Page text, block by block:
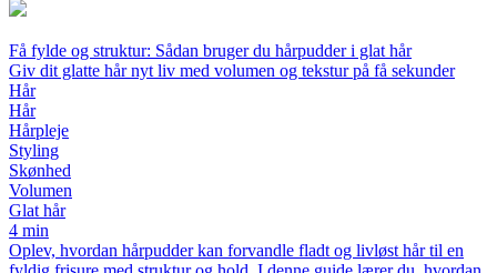
Få fylde og struktur: Sådan bruger du hårpudder i glat hår
Giv dit glatte hår nyt liv med volumen og tekstur på få sekunder
Hår
Hår
Hårpleje
Styling
Skønhed
Volumen
Glat hår
4 min
Oplev, hvordan hårpudder kan forvandle fladt og livløst hår til en